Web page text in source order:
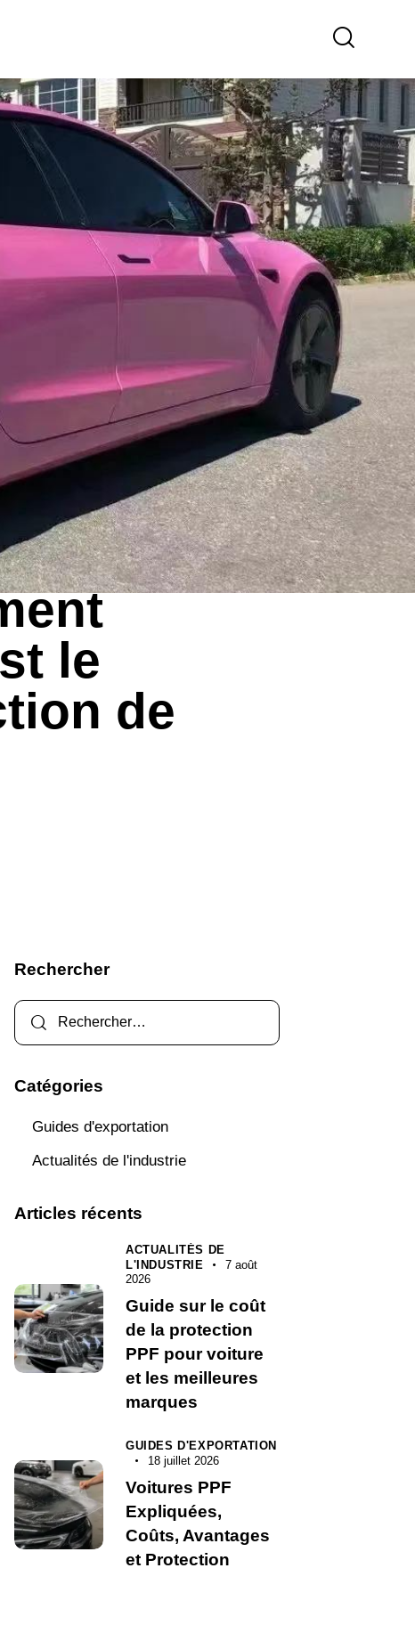
le
de
Rechercher
Catégories
Guides d'exportation
Actualités de l'industrie
Articles récents
ACTUALITÉS DE
L'INDUSTRIE
7 août
2026
Guide sur le coût
de la protection
PPF pour voiture
et les meilleures
marques
GUIDES D'EXPORTATION
18 juillet 2026
Voitures PPF
Expliquées,
Coûts, Avantages
et Protection